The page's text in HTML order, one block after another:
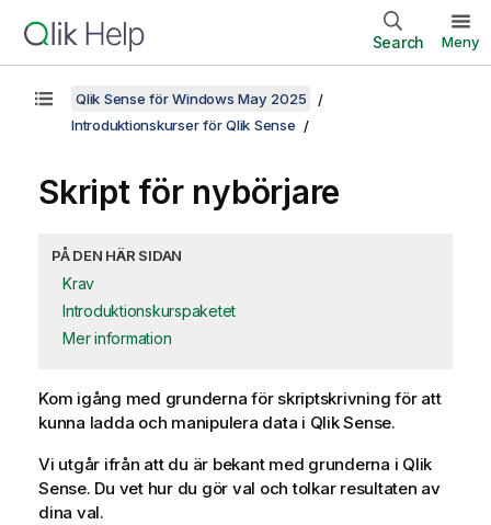
Search Meny
Qlik Sense för Windows May 2025
Introduktionskurser för Qlik Sense
Skript för nybörjare
PÅ DEN HÄR SIDAN
Krav
Introduktionskurspaketet
Mer information
Kom igång med grunderna för skriptskrivning för att
kunna ladda och manipulera data i Qlik Sense.
Vi utgår ifrån att du är bekant med grunderna i Qlik
Sense. Du vet hur du gör val och tolkar resultaten av
dina val.